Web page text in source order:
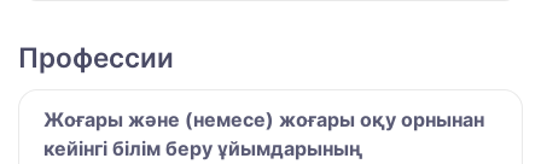
Профессии
Жоғары және (немесе) жоғары оқу орнынан
кейінгі білім беру ұйымдарының